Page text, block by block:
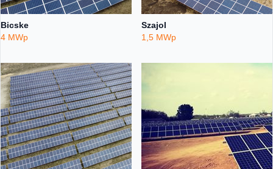
Bicske
4 MWp
Szajol
1,5 MWp